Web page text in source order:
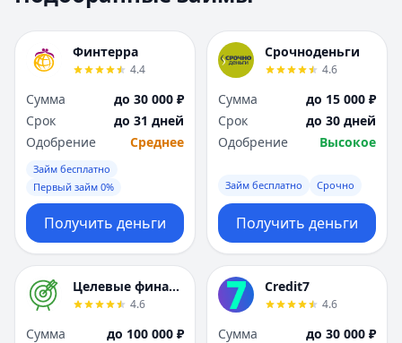
Н
Набережные Челны
Новокузнецк
Новосибирск
О
Оренбург
П
Пенза
Пермь
Ростов-на-Дону
Н
Набережные
Новокузнецк
Новосибирск
О
Оренбург
П
Пенза
Пермь
Ростов-на-Дону
Финтерра
4.4
Сумма
до 30 000 ₽
Срок
до 31 дней
Одобрение
Среднее
Займ бесплатно
Первый займ 0%
Получить деньги
Срочноденьги
4.6
Сумма
до 15 000 ₽
Срок
до 30 дней
Одобрение
Высокое
Займ бесплатно Срочно
Получить деньги
Целевые финансы
4.6
Сумма
до 100 000 ₽
Credit7
4.6
Сумма
до 30 000 ₽